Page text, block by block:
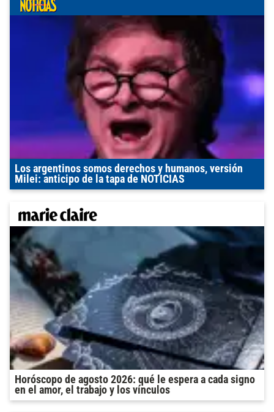
Los argentinos somos derechos y humanos, versión
Milei: anticipo de la tapa de NOTICIAS
Horóscopo de agosto 2026: qué le espera a cada signo
en el amor, el trabajo y los vínculos